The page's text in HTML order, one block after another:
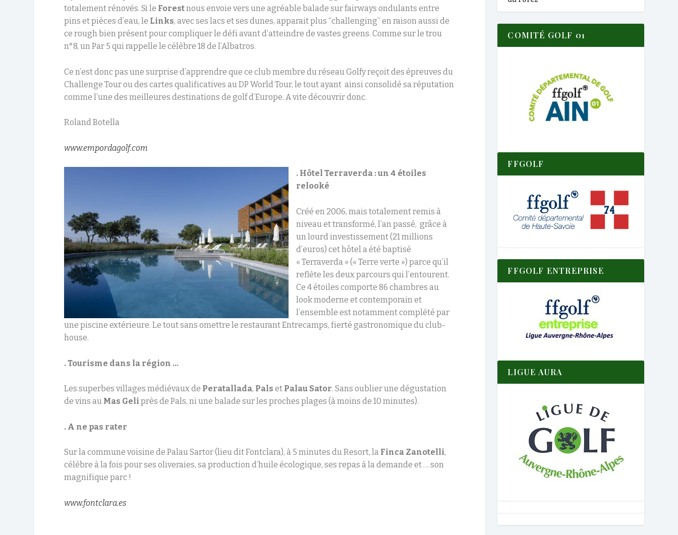
totalement rénovés. Si le Forestnous envoie vers une agréable balade sur fairways ondulants entre
pins et pièces d’eau, le Links, avec ses lacs et ses dunes, apparait plus “challenging” en raison aussi de
ce rough bien présent pour compliquer le défi avant d’atteindre de vastes greens. Comme sur le trou
n°8, un Par 5 qui rappelle le célèbre 18 de l’Albatros.
Ce n’est donc pas une surprise d’apprendre que ce club membre du réseau Golfy reçoit des épreuves du
Challenge Tour ou des cartes qualificatives au DP World Tour, le tout ayant ainsi consolidé sa réputation
comme l’une des meilleures destinations de golf d’Europe. A vite découvrir donc.
Roland Botella
www.empordagolf.com
. Hôtel Terraverda : un 4 étoiles
relooké
Créé en 2006, mais totalement remis à
niveau et transformé, l’an passé, grâce à
un lourd investissement (21 millions
d’euros) cet hôtel a été baptisé
« Terraverda » (« Terre verte ») parce qu’il
reflète les deux parcours qui l’entourent.
Ce 4 étoiles comporte 86 chambres au
look moderne et contemporain et
l’ensemble est notamment complété par
une piscine extérieure. Le tout sans omettre le restaurant Entrecamps, fierté gastronomique du club-
house.
. Tourisme dans la région …
Les superbes villages médiévaux de Peratallada, Palset Palau Sator. Sans oublier une dégustation
de vins au Mas Geli près de Pals, ni une balade sur les proches plages (à moins de 10 minutes).
. A ne pas rater
Sur la commune voisine de Palau Sartor (lieu dit Fontclara), à 5 minutes du Resort, la Finca Zanotelli,
célèbre à la fois pour ses oliveraies, sa production d’huile écologique, ses repas à la demande et … son
magnifique parc !
www.fontclara.es
COMITÉ GOLF 01
FFGOLF
FFGOLF ENTREPRISE
LIGUE AURA